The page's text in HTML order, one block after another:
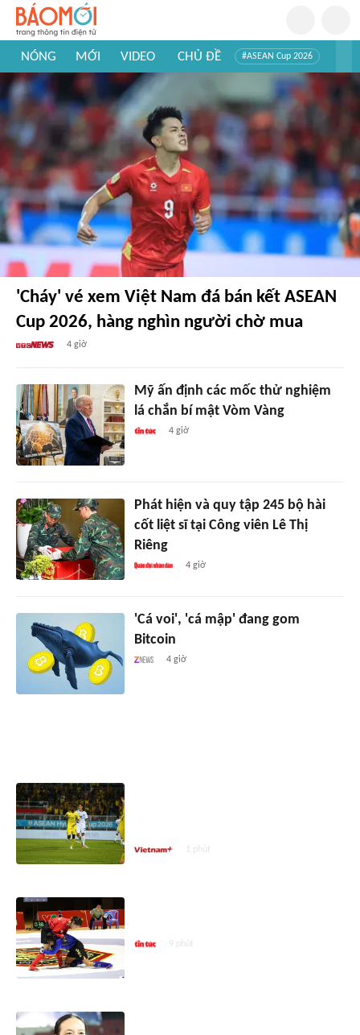
NÓNG MỚI VIDEO CHỦ ĐỀ #ASEAN Cup 2026
#Trí tuệ nhân tạo #Mỹ - Iran
#Khám phá thế giới
'Cháy' vé xem Việt Nam đá bán kết ASEAN
Cup 2026, hàng nghìn người chờ mua
4 giờ
Mỹ ấn định các mốc thử nghiệm
lá chắn bí mật Vòm Vàng
4 giờ
Phát hiện và quy tập 245 bộ hài
cốt liệt sĩ tại Công viên Lê Thị
Riêng
4 giờ
'Cá voi', 'cá mập' đang gom
Bitcoin
4 giờ
1 phút
9 phút